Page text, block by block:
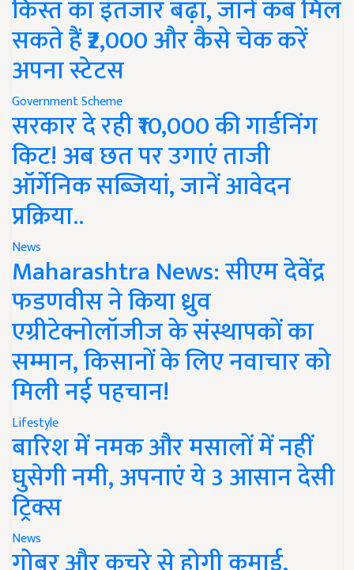
किस्त का इंतजार बढ़ा, जानें कब मिल
सकते हैं ₹2,000 और कैसे चेक करें
अपना स्टेटस
Government Scheme
सरकार दे रही ₹10,000 की गार्डनिंग
किट! अब छत पर उगाएं ताजी
ऑर्गेनिक सब्जियां, जानें आवेदन
प्रक्रिया..
News
Maharashtra News: सीएम देवेंद्र
फडणवीस ने किया ध्रुव
एग्रीटेक्नोलॉजीज के संस्थापकों का
सम्मान, किसानों के लिए नवाचार को
मिली नई पहचान!
Lifestyle
बारिश में नमक और मसालों में नहीं
घुसेगी नमी, अपनाएं ये 3 आसान देसी
ट्रिक्स
News